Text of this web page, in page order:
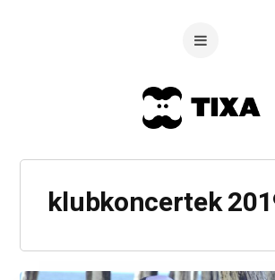
klubkoncertek